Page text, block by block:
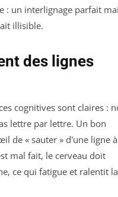
: un interlignage parfait
illisible.
des lignes
cognitives sont claires :
lettre par lettre. Un bon
de « sauter » d'une ligne à
mal fait, le cerveau doit
ce qui fatigue et ralentit la